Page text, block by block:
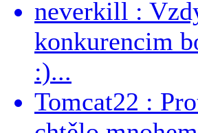
neverkill :
konkurencim
:)...
Tomcat22 :